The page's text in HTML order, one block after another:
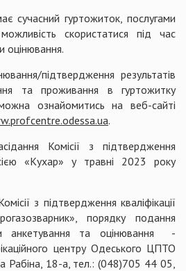
гуртожиток, послугами
скористатися під час
оцінювання.
підтвердження результатів
та проживання в гуртожитку
ознайомитись на веб-сайті
.profcentre.odessa.ua.
Комісії з підтвердження
«Кухар» у травні 2023 року
з підтвердження кваліфікації
порядку подання
анкетування та оцінювання -
центру Одеського ЦПТО
Рабіна, 18-а, тел.: (048)705 44 05,